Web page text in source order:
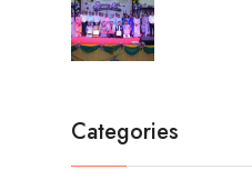
Categories